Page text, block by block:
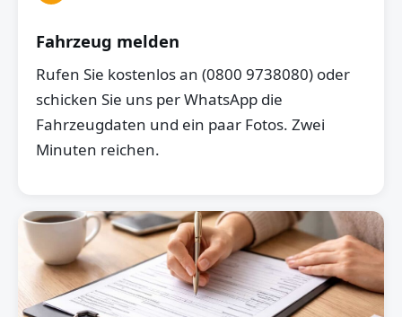
Fahrzeug melden
Rufen Sie kostenlos an (0800 9738080) oder
schicken Sie uns per WhatsApp die
Fahrzeugdaten und ein paar Fotos. Zwei
Minuten reichen.